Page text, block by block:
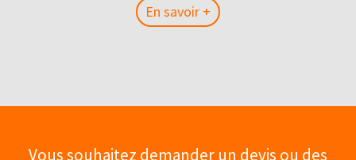
En savoir +
Vous souhaitez demander un devis ou des